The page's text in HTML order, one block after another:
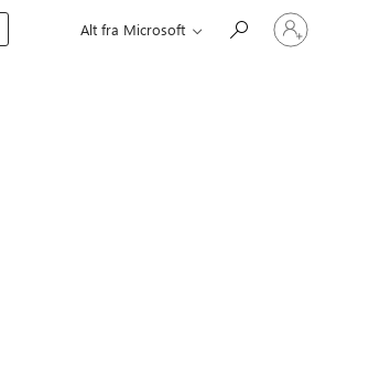
Alt fra Microsoft
Logg
på
kontoen